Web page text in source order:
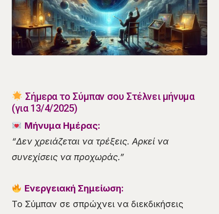
Σήμερα το Σύμπαν σου Στέλνει μήνυμα
(για 13/4/2025)
Μήνυμα Ημέρας:
“Δεν χρειάζεται να τρέξεις. Αρκεί να
συνεχίσεις να προχωράς.”
Ενεργειακή Σημείωση:
Το Σύμπαν σε σπρώχνει να διεκδικήσεις